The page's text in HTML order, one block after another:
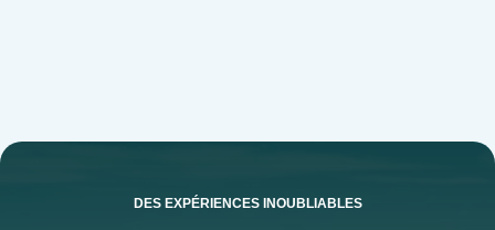
DES EXPÉRIENCES INOUBLIABLES